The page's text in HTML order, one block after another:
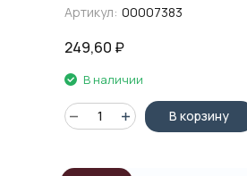
Артикул: 00007383
249,60 ₽
В наличии
В корзину